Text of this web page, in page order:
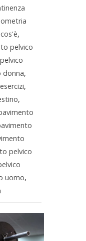
,
pelvico
donna,
,
,
pelvico
uomo,